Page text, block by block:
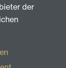
der